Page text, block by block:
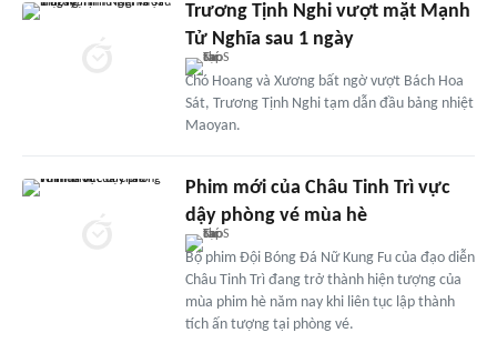
Trương Tịnh Nghi vượt mặt Mạnh
Tử Nghĩa sau 1 ngày
Chó Hoang và Xương bất ngờ vượt Bách Hoa
Sát, Trương Tịnh Nghi tạm dẫn đầu bảng nhiệt
Maoyan.
Phim mới của Châu Tinh Trì vực
dậy phòng vé mùa hè
Bộ phim Đội Bóng Đá Nữ Kung Fu của đạo diễn
Châu Tinh Trì đang trở thành hiện tượng của
mùa phim hè năm nay khi liên tục lập thành
tích ấn tượng tại phòng vé.